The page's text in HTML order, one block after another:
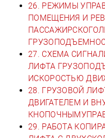
26. РЕЖИМЫ
ПОМЕЩЕНИЯ И
27. СХЕМА
ЛИФТА
ИСКОРОСТЬЮ
28. ГРУЗОВОЙ
ДВИГАТЕЛЕМ И
29. РАБОТА